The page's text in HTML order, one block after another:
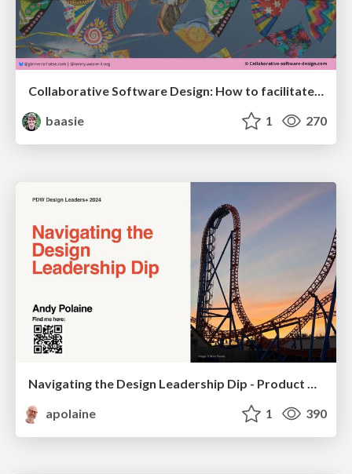
Collaborative Software Design: How to facilitate domain modelling decisions
baasie
1 270
apolaine
1 390